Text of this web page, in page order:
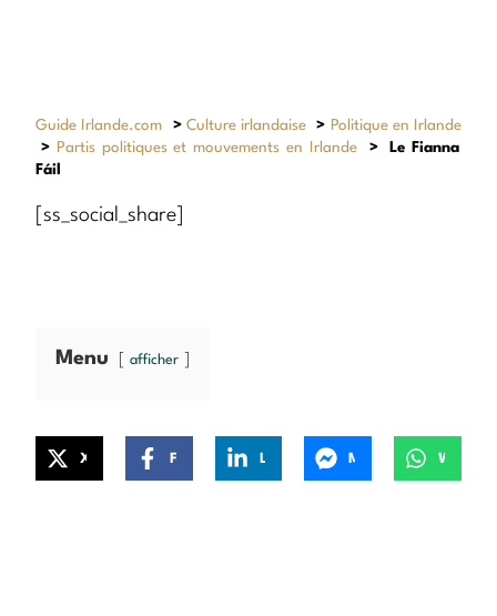
Guide Irlande.com > Culture irlandaise > Politique en Irlande
> Partis politiques et mouvements en Irlande >
Le Fianna
Fáil
[ss_social_share]
Menu afficher